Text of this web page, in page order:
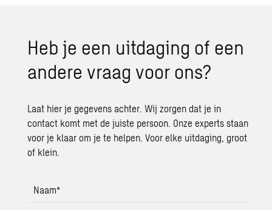
Heb je een uit­da­ging of een
an­de­re vraag voor ons?
Laat hier je gegevens achter. Wij zorgen dat je in
contact komt met de juiste persoon. Onze experts staan
voor je klaar om je te helpen. Voor elke uitdaging, groot
of klein.
Naam*